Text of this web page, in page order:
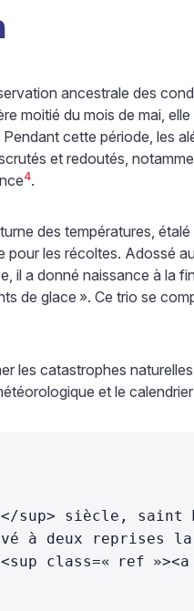
ancestrale des
moitié du mois de mai,
Pendant cette période, les
et redoutés,
4.
des températures, étalé
les récoltes. Adossé
il a donné naissance à la
de glace ». Ce trio se
les catastrophes
et le
sup> siècle, saint
à deux reprises
class=« ref »><a